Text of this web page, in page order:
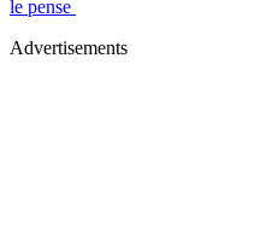
le pense
Advertisements